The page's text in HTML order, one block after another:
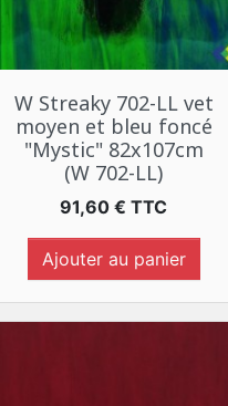
Aperçu rapide
W Streaky 702-LL vet
moyen et bleu foncé
"Mystic" 82x107cm
(W 702-LL)
Prix
91,60 € TTC
Ajouter au panier